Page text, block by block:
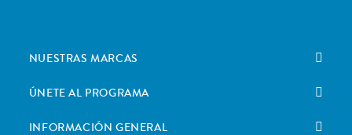
NUESTRAS MARCAS
ÚNETE AL PROGRAMA
INFORMACIÓN GENERAL